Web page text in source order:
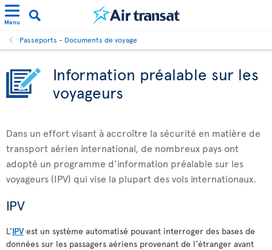
Menu
Passeports - Documents de voyage
Information préalable sur les
voyageurs
Dans un effort visant à accroître la sécurité en matière de
transport aérien international, de nombreux pays ont
adopté un programme d’information préalable sur les
voyageurs (IPV) qui vise la plupart des vols internationaux.
IPV
L’IPVest un système automatisé pouvant interroger des bases de
données sur les passagers aériens provenant de l'étranger avant